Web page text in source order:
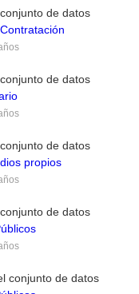
de datos
de datos
de datos
propios
de datos
conjunto de datos